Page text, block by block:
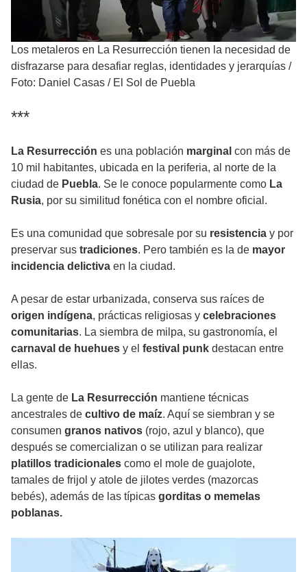
Los metaleros en La Resurrección tienen la necesidad de
disfrazarse para desafiar reglas, identidades y jerarquías /
Foto: Daniel Casas / El Sol de Puebla
***
La Resurrección es una población marginal con más de
10 mil habitantes, ubicada en la periferia, al norte de la
ciudad de Puebla. Se le conoce popularmente como La
Rusia, por su similitud fonética con el nombre oficial.
Es una comunidad que sobresale por su resistencia y por
preservar sus tradiciones. Pero también es la de mayor
incidencia delictiva en la ciudad.
A pesar de estar urbanizada, conserva sus raíces de
origen indígena, prácticas religiosas y celebraciones
comunitarias. La siembra de milpa, su gastronomía, el
carnaval de huehues y el festival punk destacan entre
ellas.
La gente de La Resurrección mantiene técnicas
ancestrales de cultivo de maíz. Aquí se siembran y se
consumen granos nativos (rojo, azul y blanco), que
después se comercializan o se utilizan para realizar
platillos tradicionales como el mole de guajolote,
tamales de frijol y atole de jilotes verdes (mazorcas
bebés), además de las típicas gorditas o memelas
poblanas.